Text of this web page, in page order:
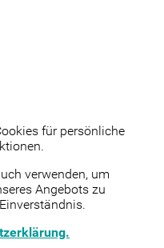
für persönliche
verwenden, um
Angebots zu